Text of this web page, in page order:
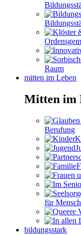
Raum
mitten im Leben
Mitten im
Berufung
für
bildungsstark